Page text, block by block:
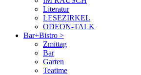
Literatur
LESEZIRKEL
ODEON-TALK
Bar+Bistro >
Zmittag
Bar
Garten
Teatime